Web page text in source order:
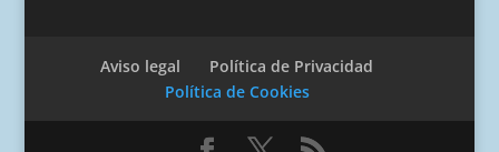
Aviso legal
Política de Privacidad
Política de Cookies